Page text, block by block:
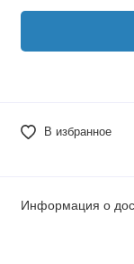
В избранное
Информация о